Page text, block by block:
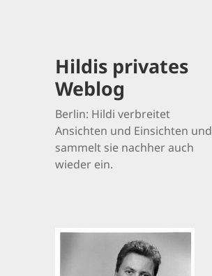
Hildis privates
Weblog
Berlin: Hildi verbreitet
Ansichten und Einsichten und
sammelt sie nachher auch
wieder ein.